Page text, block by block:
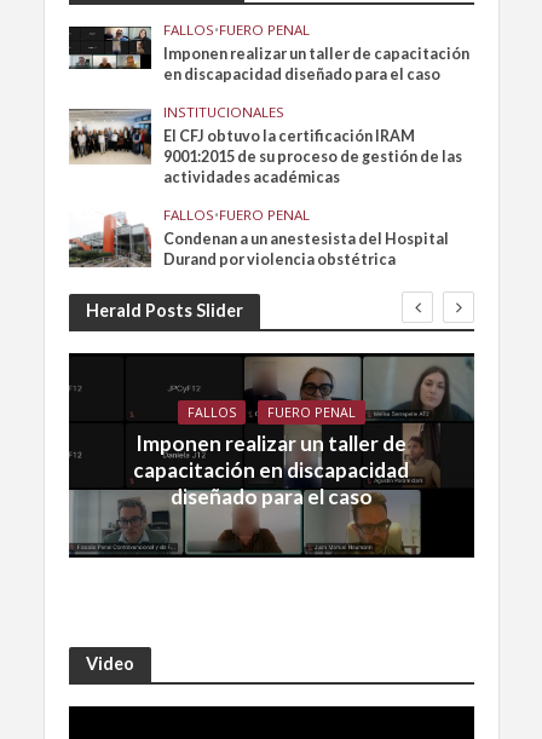
FALLOS•FUERO PENAL
Imponen realizar un taller de capacitación
en discapacidad diseñado para el caso
INSTITUCIONALES
El CFJ obtuvo la certificación IRAM
9001:2015 de su proceso de gestión de las
actividades académicas
FALLOS•FUERO PENAL
Condenan a un anestesista del Hospital
Durand por violencia obstétrica
Herald Posts Slider
FALLOS FUERO PENAL
Imponen realizar un taller de
capacitación en discapacidad
diseñado para el caso
Video